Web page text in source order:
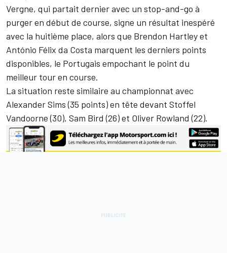
Vergne, qui partait dernier avec un stop-and-go à
purger en début de course, signe un résultat inespéré
avec la huitième place, alors que Brendon Hartley et
António Félix da Costa marquent les derniers points
disponibles, le Portugais empochant le point du
meilleur tour en course.
La situation reste similaire au championnat avec
Alexander Sims(35 points) en tête devant Stoffel
Vandoorne (30), Sam Bird (26) et Oliver Rowland (22).